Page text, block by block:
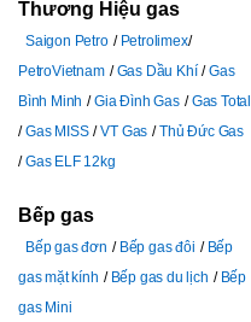
Thương Hiệu gas
Saigon Petro
Petrolimex
PetroVietnam
Gas Dầu Khí
Gas
Bình Minh
Gia Đình Gas
Gas Total
Gas MISS
VT Gas
Thủ Đức Gas
Gas ELF 12kg
Bếp gas
Bếp gas đơn Bếp gas đôi
Bếp
gas mặt kính
Bếp gas du lịch
Bếp
gas Mini